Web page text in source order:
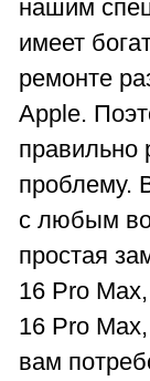
нашим
имеет
ремонте
Apple.
проблему.
с любым
простая
16 Pro
16 Pro
вам